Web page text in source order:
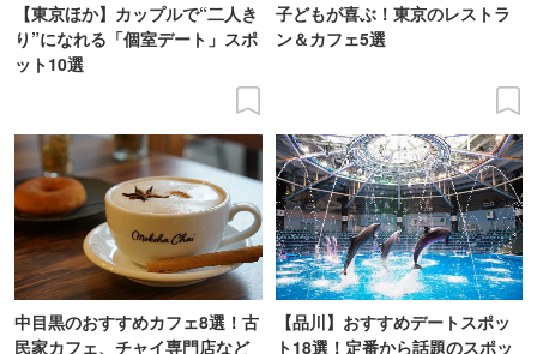
【東京ほか】カップルで“二人き
り”になれる「個室デート」スポ
ット10選
子どもが喜ぶ！東京のレストラ
ン＆カフェ5選
中目黒のおすすめカフェ8選！古
民家カフェ、チャイ専門店など
【品川】おすすめデートスポッ
ト18選！定番から話題のスポッ